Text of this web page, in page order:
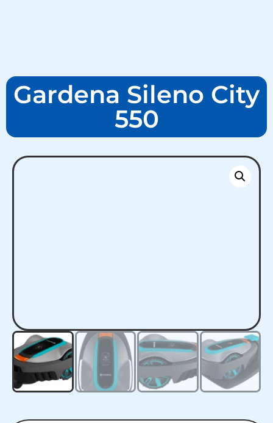
Gardena Sileno City
550